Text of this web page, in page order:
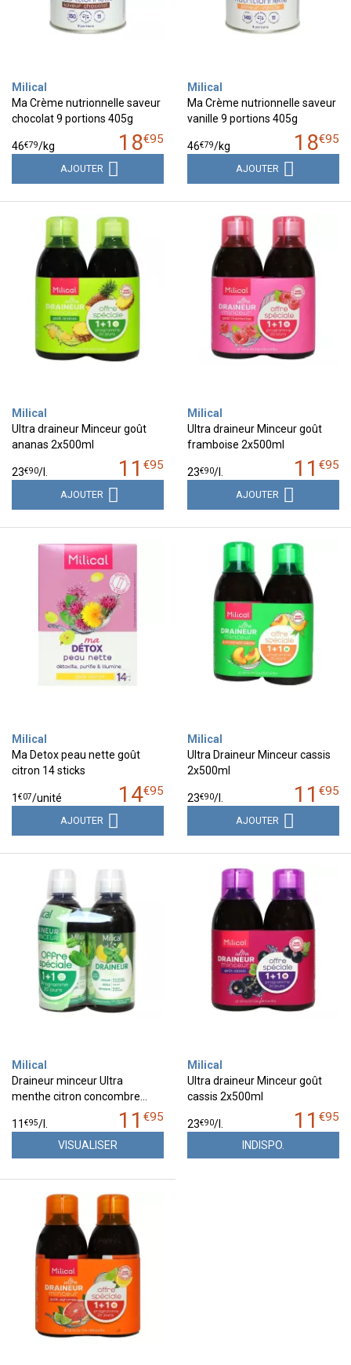
Milical
Ma Crème nutrionnelle saveur
chocolat 9 portions 405g
18€95
46€79/kg
AJOUTER
Milical
Ma Crème nutrionnelle saveur
vanille 9 portions 405g
18€95
46€79/kg
AJOUTER
Milical
Ultra draineur Minceur goût
ananas 2x500ml
11 €95
23€90/
AJOUTER
Milical
Ultra draineur Minceur goût
framboise 2x500ml
11 €95
23€90/
AJOUTER
Milical
Ma Detox peau nette goût
citron 14 sticks
14€95
1 €07/unité
AJOUTER
Milical
Ultra Draineur Minceur cassis
2x500ml
11 €95
23€90/
AJOUTER
Milical
Draineur minceur Ultra
menthe citron concombre…
11 €95
11 €95/
VISUALISER
Milical
Ultra draineur Minceur goût
cassis 2x500ml
11 €95
23€90/
INDISPO.